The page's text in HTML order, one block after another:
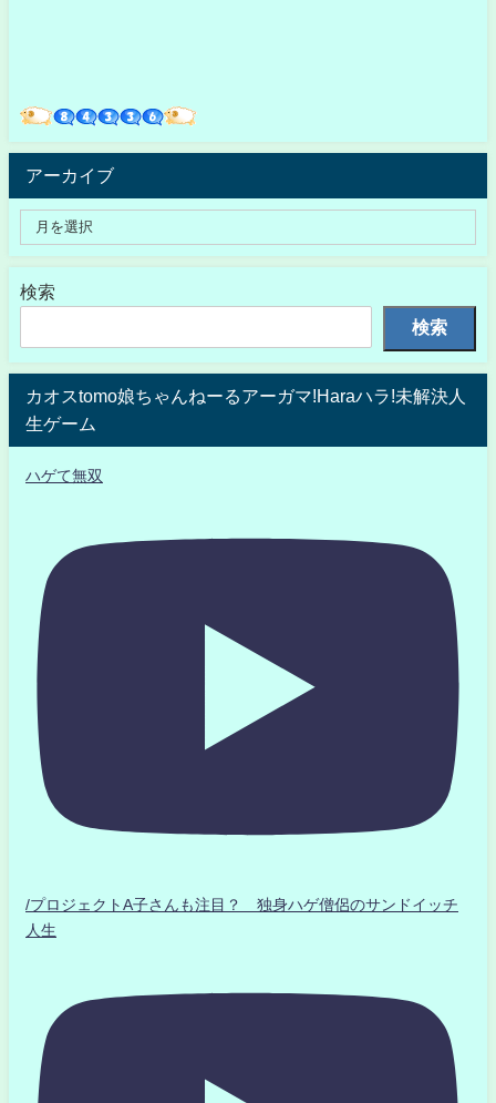
アーカイブ
検索
検索
カオスtomo娘ちゃんねーるアーガマ!Haraハラ!未解決人
生ゲーム
ハゲて無双
/プロジェクトA子さんも注目？ 独身ハゲ僧侶のサンドイッチ
人生